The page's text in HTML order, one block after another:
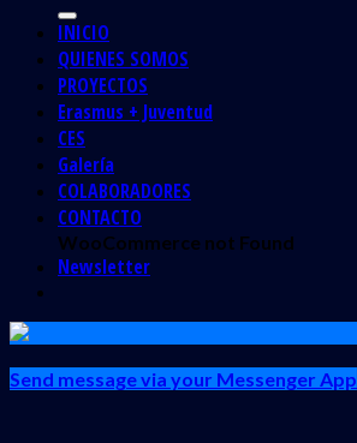
INICIO
QUIENES SOMOS
PROYECTOS
Erasmus + Juventud
CES
Galería
COLABORADORES
CONTACTO
WooCommerce not Found
Newsletter
Send message via your Messenger App